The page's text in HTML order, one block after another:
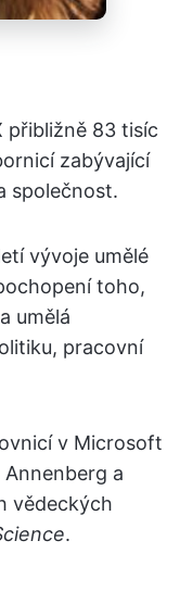
přibližně 83 tisíc
zabývající
společnost.
vývoje umělé
toho,
umělá
pracovní
v Microsoft
Annenberg a
vědeckých
.